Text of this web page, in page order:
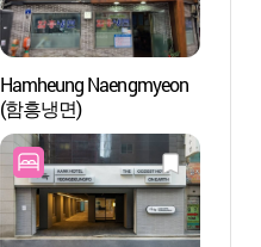
Hamheung Naengmyeon
(함흥냉면)